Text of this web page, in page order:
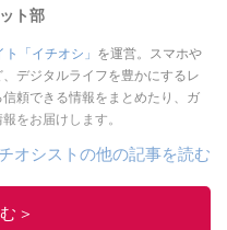
ト部
「イチオシ」 を運営。スマホや
デジタルライフを豊かにするレ
頼できる情報をまとめたり、ガ
をお届けします。
オシストの他の記事を読む
＞